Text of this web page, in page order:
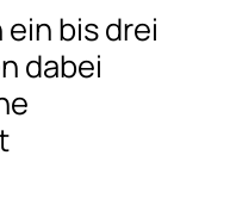
bis drei
dabei